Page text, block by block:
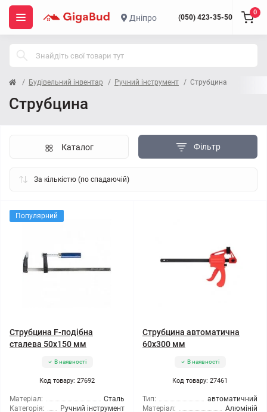
Дніпро (050) 423-35-50
0
Будівельний інвентар Ручний інструмент Струбцина
Струбцина
Фільтр
Каталог
Популярний
Струбцина F-подібна
сталева 50x150 мм
В наявності
Код товару: 27692
Матеріал:
Сталь
Категорія:
Ручний інструмент
Струбцина автоматична
60x300 мм
В наявності
Код товару: 27461
Тип:
автоматичний
Матеріал:
Алюміній